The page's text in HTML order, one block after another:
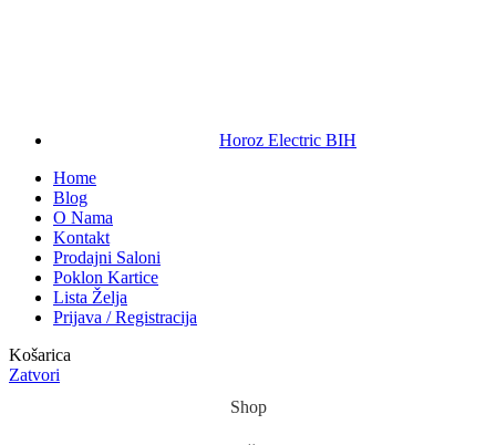
Horoz Electric BIH
Home
Blog
O Nama
Kontakt
Prodajni Saloni
Poklon Kartice
Lista Želja
Prijava / Registracija
Košarica
Zatvori
Shop